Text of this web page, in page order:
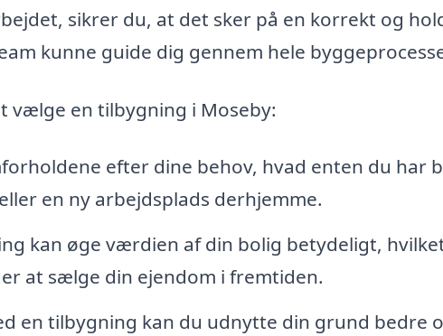
sikrer du, at det sker på en korrekt og
kunne guide dig gennem hele
vælge en tilbygning i Moseby:
efter dine behov, hvad enten du har
en ny arbejdsplads derhjemme.
kan øge værdien af din bolig betydeligt,
at sælge din ejendom i fremtiden.
en tilbygning kan du udnytte din grund bedre